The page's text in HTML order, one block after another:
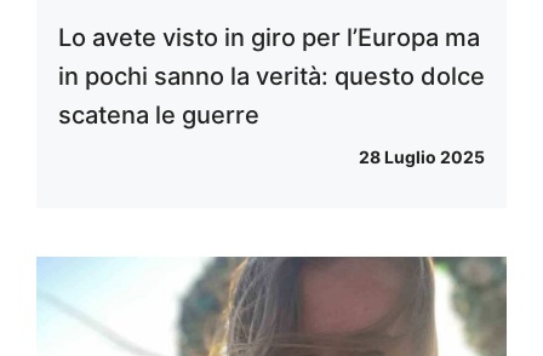
Lo avete visto in giro per l’Europa ma
in pochi sanno la verità: questo dolce
scatena le guerre
28 Luglio 2025